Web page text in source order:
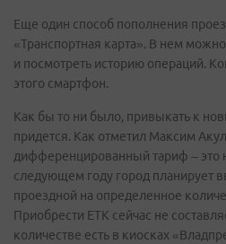
Еще один способ пополнения
«Транспортная карта». В нем можно
и посмотреть историю операций.
этого смартфон.
Как бы то ни было, привыкать к
придется. Как отметил Максим
дифференцированный тариф – это
следующем году город планирует
проездной на определенное
Приобрести ЕТК сейчас не
количестве есть в киосках